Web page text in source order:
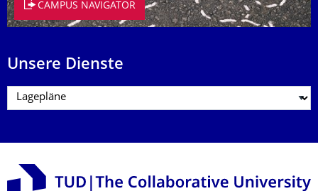
CAMPUS NAVIGATOR
Unsere Dienste